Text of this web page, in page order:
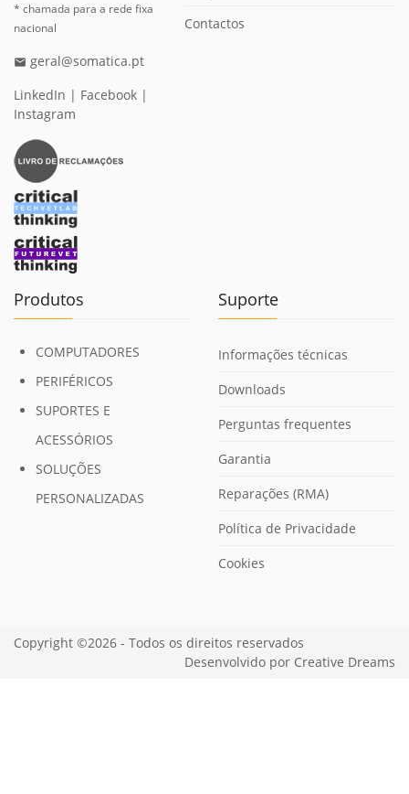
* chamada para a rede fixa
nacional
email geral@somatica.pt
LinkedIn | Facebook |
Instagram
Contactos
Produtos
COMPUTADORES
PERIFÉRICOS
SUPORTES E
ACESSÓRIOS
SOLUÇÕES
PERSONALIZADAS
Suporte
Informações técnicas
Downloads
Perguntas frequentes
Garantia
Reparações (RMA)
Política de Privacidade
Cookies
Copyright ©2026 - Todos os direitos reservados
Desenvolvido por Creative Dreams